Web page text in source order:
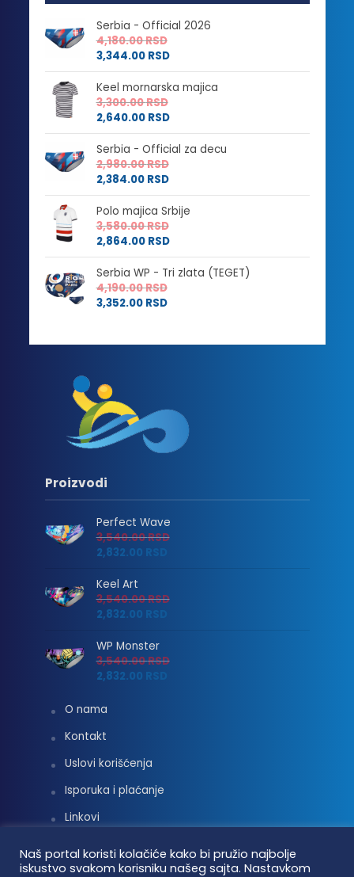
Serbia - Official 2026
4,180.00RSD
3,344.00 RSD
Keel mornarska majica
3,300.00RSD
2,640.00 RSD
Serbia - Official za decu
2,980.00RSD
2,384.00 RSD
Polo majica Srbije
3,580.00RSD
2,864.00 RSD
Serbia WP - Tri zlata (TEGET)
4,190.00RSD
3,352.00 RSD
Proizvodi
Perfect Wave
3,540.00RSD
2,832.00 RSD
Keel Art
3,540.00RSD
2,832.00 RSD
WP Monster
3,540.00RSD
2,832.00 RSD
O nama
Kontakt
Uslovi korišćenja
Isporuka i plaćanje
Linkovi
Naš portal koristi kolačiće kako bi pružio najbolje
iskustvo svakom korisniku našeg sajta. Nastavkom